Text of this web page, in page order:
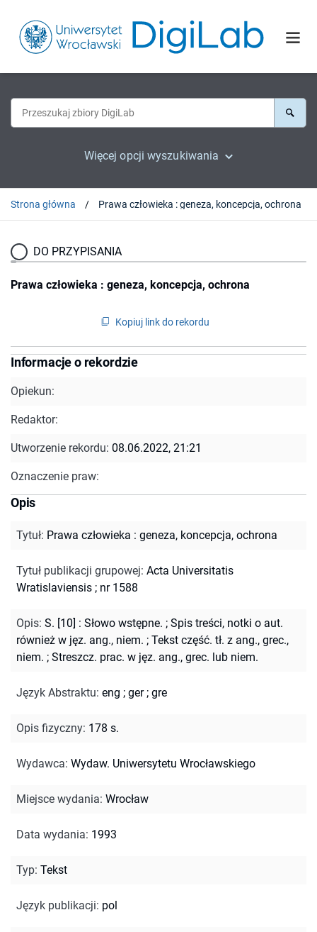
Więcej opcji wyszukiwania
Strona główna Prawa człowieka : geneza, koncepcja, ochrona
DO PRZYPISANIA
Prawa człowieka : geneza, koncepcja, ochrona
Kopiuj link do rekordu
Informacje o rekordzie
Opiekun:
Redaktor:
Utworzenie rekordu: 08.06.2022, 21:21
Oznaczenie praw:
Opis
Tytuł: Prawa człowieka : geneza, koncepcja, ochrona
Tytuł publikacji grupowej: Acta Universitatis
Wratislaviensis ; nr 1588
Opis: S. [10] : Słowo wstępne. ; Spis treści, notki o aut.
również w jęz. ang., niem. ; Tekst część. tł. z ang., grec.,
niem. ; Streszcz. prac. w jęz. ang., grec. lub niem.
Język Abstraktu: eng ; ger; gre
Opis fizyczny: 178 s.
Wydawca: Wydaw. Uniwersytetu Wrocławskiego
Miejsce wydania: Wrocław
Data wydania: 1993
Typ: Tekst
Język publikacji: pol